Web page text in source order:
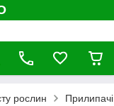
рослин Прилипачі